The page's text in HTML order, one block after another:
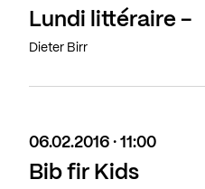
Lundi littéraire -
Dieter Birr
06.02.2016 · 11:00
Bib fir Kids